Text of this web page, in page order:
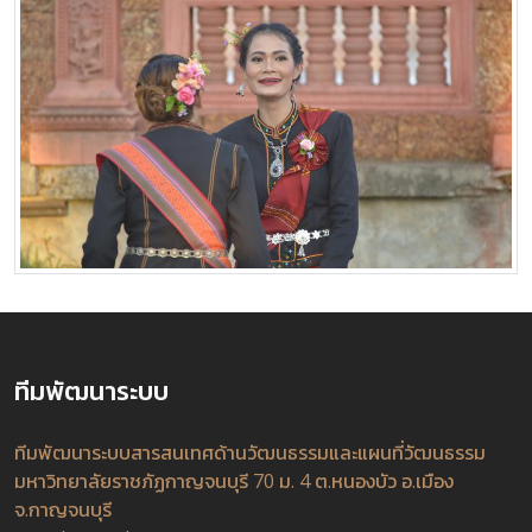
ทีมพัฒนาระบบ
ทีมพัฒนาระบบสารสนเทศด้านวัฒนธรรมและแผนที่วัฒนธรรม
มหาวิทยาลัยราชภัฏกาญจนบุรี 70 ม. 4 ต.หนองบัว อ.เมือง
จ.กาญจนบุรี